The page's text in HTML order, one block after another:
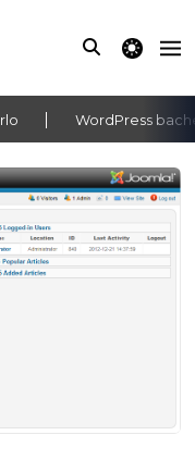
theme
WordPress
›